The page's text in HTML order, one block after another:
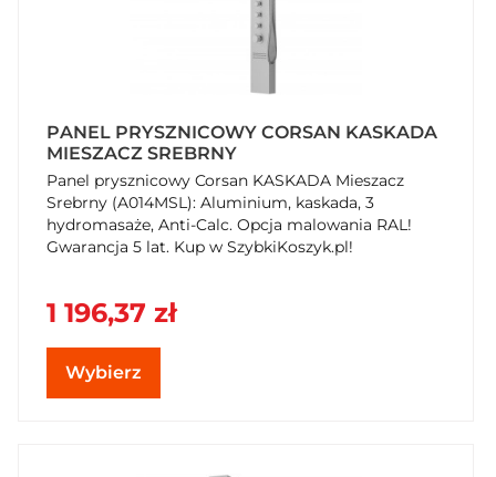
PANEL PRYSZNICOWY CORSAN KASKADA
MIESZACZ SREBRNY
Panel prysznicowy Corsan KASKADA Mieszacz
Srebrny (A014MSL): Aluminium, kaskada, 3
hydromasaże, Anti-Calc. Opcja malowania RAL!
Gwarancja 5 lat. Kup w SzybkiKoszyk.pl!
1 196,37 zł
Wybierz